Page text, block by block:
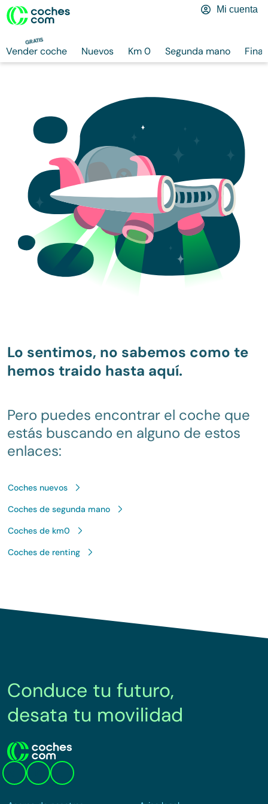
GRATIS
Vender coche Nuevos Km 0 Segunda mano
Mi cuenta
Lo sentimos, no sabemos como te
hemos traido hasta aquí.
Pero puedes encontrar el coche que
estás buscando en alguno de estos
enlaces:
Coches nuevos
Coches de segunda mano
Coches de km0
Coches de renting
Conduce tu futuro,
desata tu movilidad